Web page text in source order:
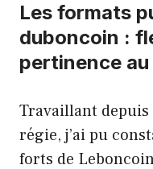
Les formats
duboncoin :
pertinence
Travaillant depuis
régie, j’ai pu
forts de